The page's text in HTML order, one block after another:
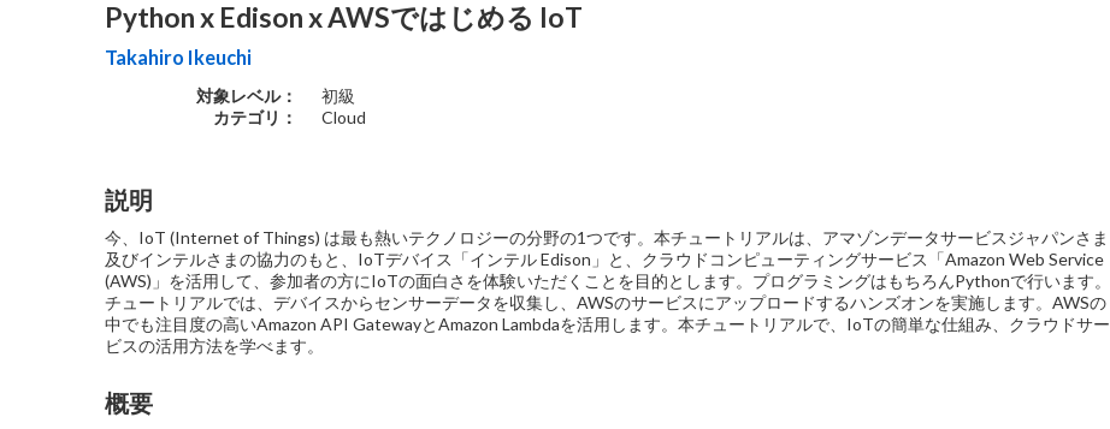
Python x Edison x AWSではじめる IoT
Takahiro Ikeuchi
対象レベル：
初級
カテゴリ：
Cloud
説明
今、IoT (Internet of Things) は最も熱いテクノロジーの分野の1つです。本チュートリアルは、アマゾンデータサービスジャパンさま
及びインテルさまの協力のもと、IoTデバイス「インテル Edison」と、クラウドコンピューティングサービス「Amazon Web Service
(AWS)」を活用して、参加者の方にIoTの面白さを体験いただくことを目的とします。プログラミングはもちろんPythonで行います。
チュートリアルでは、デバイスからセンサーデータを収集し、AWSのサービスにアップロードするハンズオンを実施します。AWSの
中でも注目度の高いAmazon API GatewayとAmazon Lambdaを活用します。本チュートリアルで、IoTの簡単な仕組み、クラウドサー
ビスの活用方法を学べます。
概要